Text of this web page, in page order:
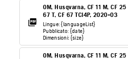
OM, Husqvarna, CF 11 M, CF
67 T, CF 67 TCI4P, 2020-03
Lingue: {languageList}
Pubblicato: {date}
Dimensioni: {size}
OM, Husqvarna, CF 11 M, CF